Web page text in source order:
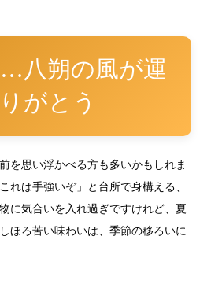
八朔の風が運
がとう
を思い浮かべる方も多いかもしれま
れは手強いぞ」と台所で身構える、
に気合いを入れ過ぎですけれど、夏
ほろ苦い味わいは、季節の移ろいに